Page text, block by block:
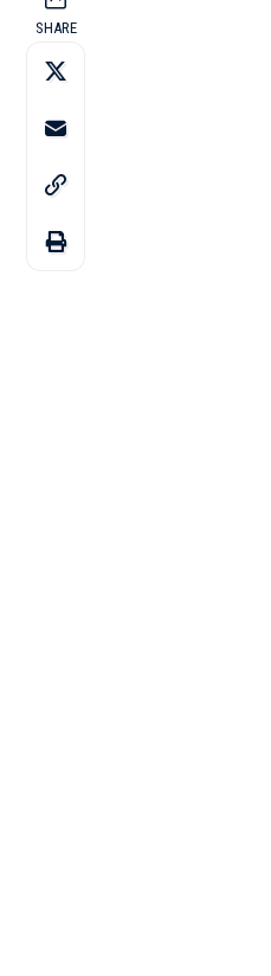
SHARE